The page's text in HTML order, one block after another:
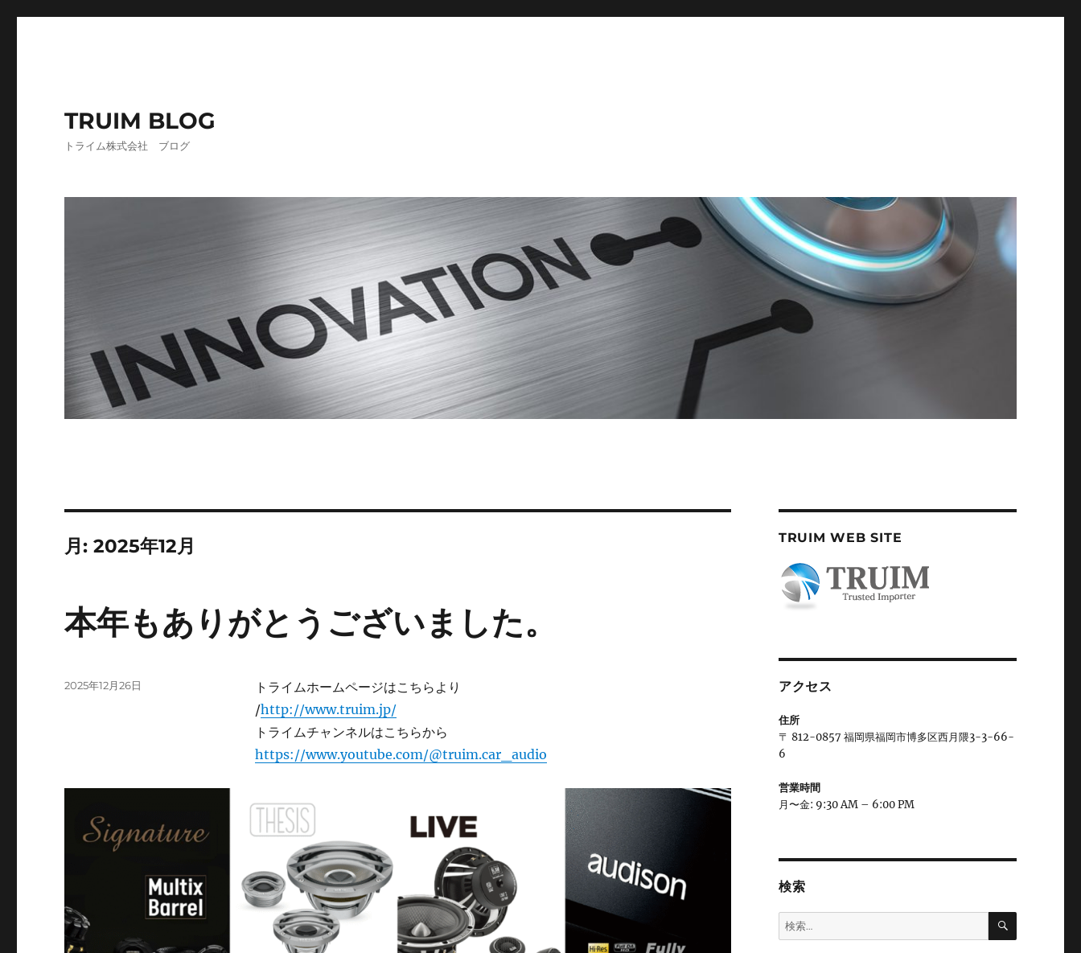
TRUIM BLOG
トライム株式会社 ブログ
月:2025年12月
本年もありがとうございました。
トライムホームページはこちらより
/http://www.truim.jp/
トライムチャンネルはこちらから
https://www.youtube.com/@truim.car_audio
投
2025年12月26日
TRUIM WEB SITE
アクセス
住所
〒 812-0857 福岡県福岡市博多区西月隈3-3-66-
6
営業時間
月〜金: 9:30 AM – 6:00 PM
検索
検
索:
検